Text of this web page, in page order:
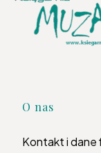
Linki w
O nas
Kontakt i dane